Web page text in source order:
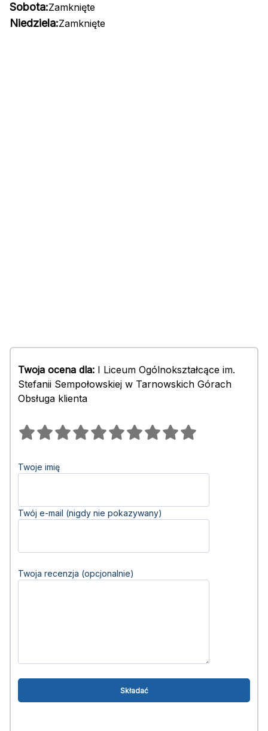
Sobota:Zamknięte
Niedziela:Zamknięte
Twoja ocena dla: I Liceum Ogólnokształcące im.
Stefanii Sempołowskiej w Tarnowskich Górach
Obsługa klienta
Twoje imię
Twój e-mail (nigdy nie pokazywany)
Twoja recenzja (opcjonalnie)